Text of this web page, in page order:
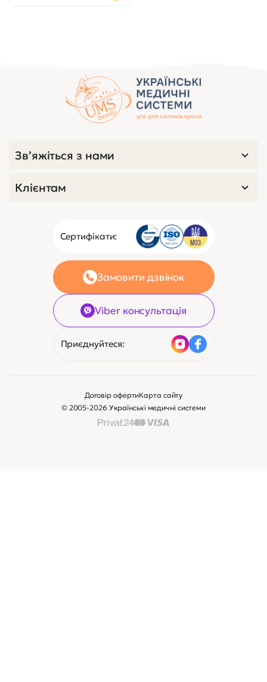
Сертифікати:
Замовити дзвінок
Viber консультація
Приєднуйтеся:
Зв’яжіться з нами
Клієнтам
© 2005-2026 Українські медичні системи
Договір офертиКарта сайту